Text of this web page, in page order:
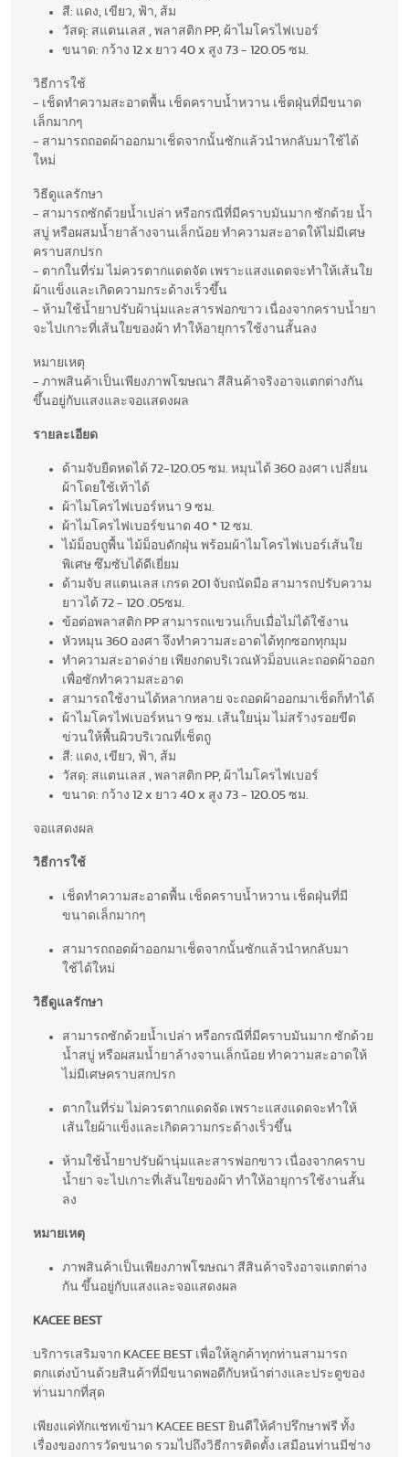
สี: แดง, เขียว, ฟ้า, ส้ม
วัสดุ: สแตนเลส , พลาสติก PP, ผ้าไมโครไฟเบอร์
ขนาด: กว้าง 12 x ยาว 40 x สูง 73 - 120.05 ซม.
วิธีการใช้
- เช็ดทำความสะอาดพื้น เช็ดคราบน้ำหวาน เช็ดฝุ่นที่มีขนาด
เล็กมากๆ
- สามารถถอดผ้าออกมาเช็ดจากนั้นซักแล้วนำหกลับมาใช้ได้
ใหม่
วิธีดูแลรักษา
- สามารถซักด้วยน้ำเปล่า หรือกรณีที่มีคราบมันมาก ซักด้วย น้ำ
สบู่ หรือผสมน้ำยาล้างจานเล็กน้อย ทำความสะอาดให้ไม่มีเศษ
คราบสกปรก
- ตากในที่ร่ม ไม่ควรตากแดดจัด เพราะแสงแดดจะทำให้เส้นใย
ผ้าแข็งและเกิดความกระด้างเร็วขึ้น
- ห้ามใช้น้ำยาปรับผ้านุ่มและสารฟอกขาว เนื่องจากคราบน้ำยา
จะไปเกาะที่เส้นใยของผ้า ทำให้อายุการใช้งานสั้นลง
หมายเหตุ
- ภาพสินค้าเป็นเพียงภาพโฆษณา สีสินค้าจริงอาจแตกต่างกัน
ขึ้นอยู่กับแสงและจอแสดงผล
รายละเอียด
ด้ามจับยืดหดได้ 72-120.05 ซม. หมุนได้ 360 องศา เปลี่ยน
ผ้าโดยใช้เท้าได้
ผ้าไมโครไฟเบอร์หนา 9 ซม.
ผ้าไมโครไฟเบอร์ขนาด 40 * 12 ซม.
ไม้ม็อบถูพื้น ไม้ม็อบดักฝุ่น พร้อมผ้าไมโครไฟเบอร์เส้นใย
พิเศษ ซึมซับได้ดีเยี่ยม
ด้ามจับ สแตนเลส เกรด 201 จับถนัดมือ สามารถปรับความ
ยาวได้ 72 - 120 .05ซม.
ข้อต่อพลาสติก PP สามารถแขวนเก็บเมื่อไม่ได้ใช้งาน
หัวหมุน 360 องศา จึงทำความสะอาดได้ทุกซอกทุกมุม
ทำความสะอาดง่าย เพียงกดบริเวณหัวม็อบและถอดผ้าออก
เพื่อซักทำความสะอาด
สามารถใช้งานได้หลากหลาย จะถอดผ้าออกมาเช็ดก็ทำได้
ผ้าไมโครไฟเบอร์หนา 9 ซม. เส้นใยนุ่ม ไม่สร้างรอยขีด
ข่วนให้พื้นผิวบริเวณที่เช็ดถู
สี: แดง, เขียว, ฟ้า, ส้ม
วัสดุ: สแตนเลส , พลาสติก PP, ผ้าไมโครไฟเบอร์
ขนาด: กว้าง 12 x ยาว 40 x สูง 73 - 120.05 ซม.
จอแสดงผล
วิธีการใช้
เช็ดทำความสะอาดพื้น เช็ดคราบน้ำหวาน เช็ดฝุ่นที่มี
ขนาดเล็กมากๆ
สามารถถอดผ้าออกมาเช็ดจากนั้นซักแล้วนำหกลับมา
ใช้ได้ใหม่
วิธีดูแลรักษา
สามารถซักด้วยน้ำเปล่า หรือกรณีที่มีคราบมันมาก ซักด้วย
น้ำสบู่ หรือผสมน้ำยาล้างจานเล็กน้อย ทำความสะอาดให้
ไม่มีเศษคราบสกปรก
ตากในที่ร่ม ไม่ควรตากแดดจัด เพราะแสงแดดจะทำให้
เส้นใยผ้าแข็งและเกิดความกระด้างเร็วขึ้น
ห้ามใช้น้ำยาปรับผ้านุ่มและสารฟอกขาว เนื่องจากคราบ
น้ำยา จะไปเกาะที่เส้นใยของผ้า ทำให้อายุการใช้งานสั้น
ลง
หมายเหตุ
ภาพสินค้าเป็นเพียงภาพโฆษณา สีสินค้าจริงอาจแตกต่าง
กัน ขึ้นอยู่กับแสงและจอแสดงผล
KACEE BEST
บริการเสริมจาก KACEE BEST เพื่อให้ลูกค้าทุกท่านสามารถ
ตกแต่งบ้านด้วยสินค้าที่มีขนาดพอดีกับหน้าต่างและประตูของ
ท่านมากที่สุด
เพียงแค่ทักแชทเข้ามา KACEE BEST ยินดีให้คำปรึกษาฟรี ทั้ง
เรื่องของการวัดขนาด รวมไปถึงวิธีการติดตั้ง เสมือนท่านมีช่าง